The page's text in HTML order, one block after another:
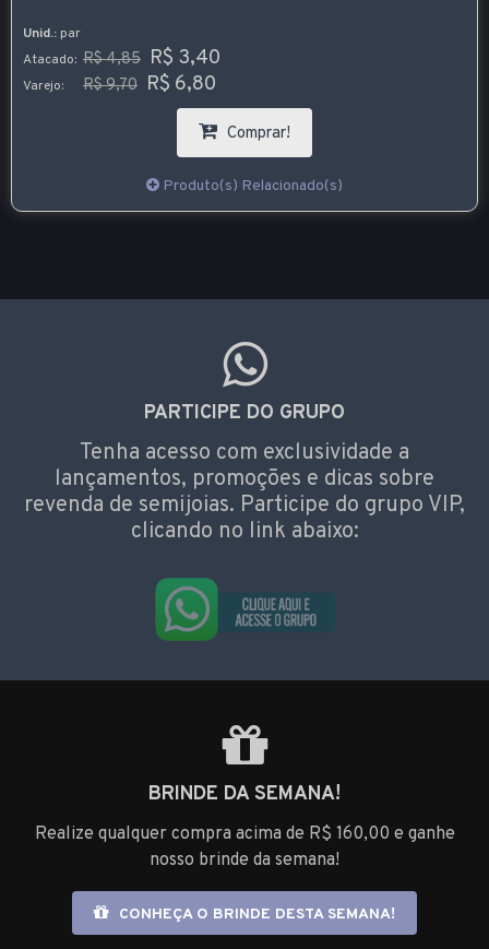
Unid.: par
Atacado: R$ 4,85 R$ 3,40
Varejo: R$ 9,70 R$ 6,80
Comprar!
Produto(s) Relacionado(s)
PARTICIPE DO GRUPO
Tenha acesso com exclusividade a
lançamentos, promoções e dicas sobre
revenda de semijoias. Participe do grupo VIP,
clicando no link abaixo:
BRINDE DA SEMANA!
Realize qualquer compra acima de R$ 160,00 e ganhe
nosso brinde da semana!
CONHEÇA O BRINDE DESTA SEMANA!